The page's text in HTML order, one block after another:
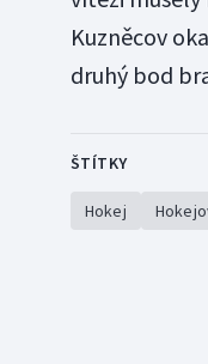
Kuzněcov
druhý bod
ŠTÍTKY
Hokej